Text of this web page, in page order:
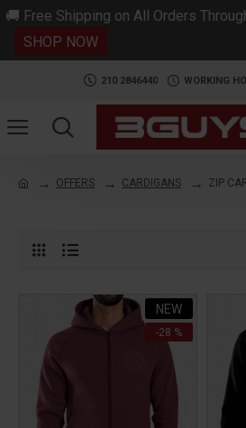
🚚 Free Shipping on All Orders
SHOP NOW
210 2846440 WORKING
OFFERS CARDIGANS ZIP
NEW
-28 %